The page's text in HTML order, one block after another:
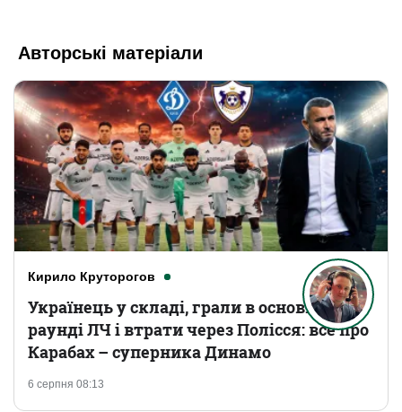
Авторські матеріали
Кирило Круторогов
6 серпня 08:13
Українець у складі, грали в основному
раунді ЛЧ і втрати через Полісся: все про
Карабах – суперника Динамо